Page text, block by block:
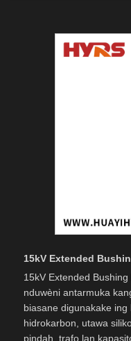
15kV Extended
15kV Extended
nduwèni antarmuka
biasane digunakake
hidrokarbon, utawa
pindah, trafo lan